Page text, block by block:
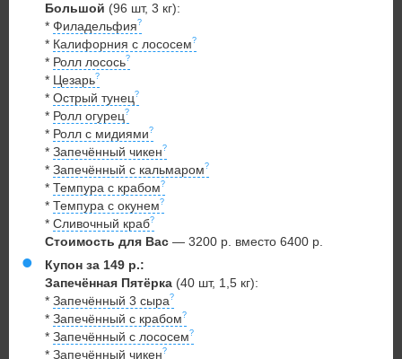
Большой (96 шт, 3 кг):
* Филадельфия
* Калифорния с лососем
* Ролл лосось
* Цезарь
* Острый тунец
* Ролл огурец
* Ролл с мидиями
* Запечённый чикен
* Запечённый с кальмаром
* Темпура с крабом
* Темпура с окунем
* Сливочный краб
Стоимость для Вас — 3200 р. вместо 6400 р.
Купон за 149 р.:
Запечённая Пятёрка (40 шт, 1,5 кг):
* Запечённый 3 сыра
* Запечённый с крабом
* Запечённый с лососем
* Запечённый чикен